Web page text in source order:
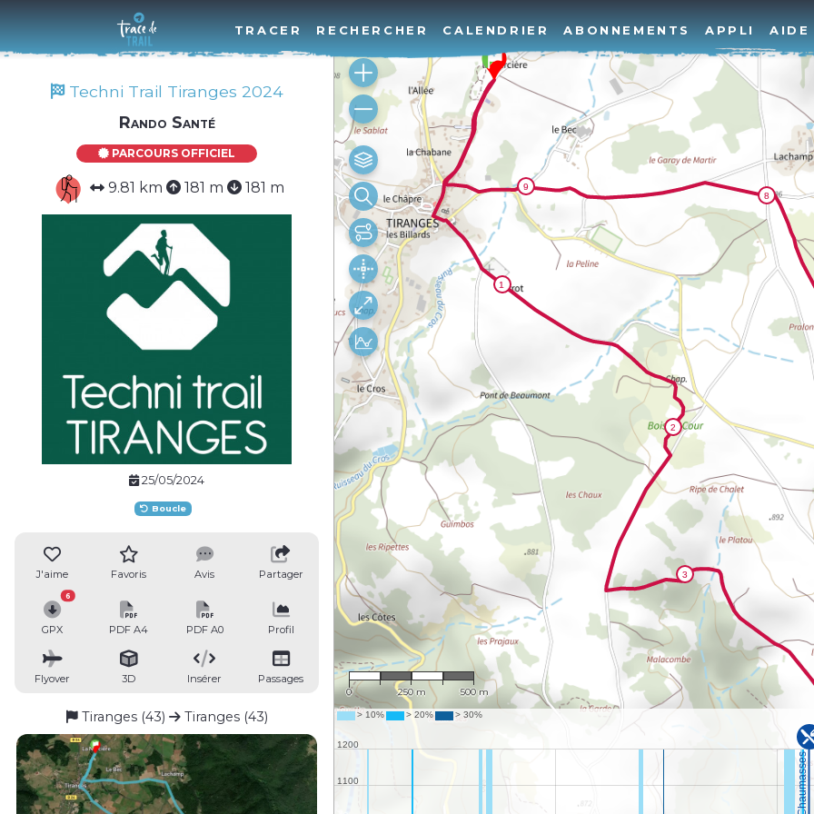
TRACER RECHERCHER CALENDRIER ABONNEMENTS APPLI AIDE
Techni Trail Tiranges 2024
Rando Santé
PARCOURS OFFICIEL
9.81 km 181 m 181 m
25/05/2024
Boucle
J'aime Favoris Avis Partager
GPX
6
PDF A4 PDF A0 Profil
Flyover 3D Insérer Passages
Tiranges (43) Tiranges (43)
1 : 12,933
0 250 m 500 m